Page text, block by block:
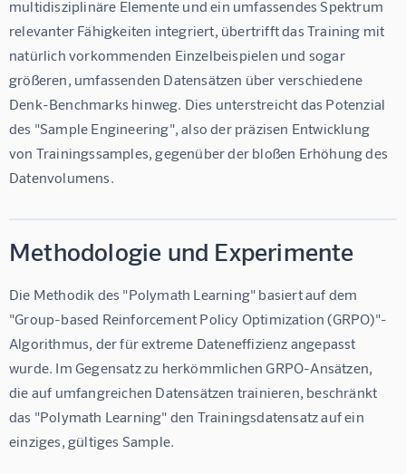
multidisziplinäre Elemente und ein umfassendes Spektrum
relevanter Fähigkeiten integriert, übertrifft das Training mit
natürlich vorkommenden Einzelbeispielen und sogar
größeren, umfassenden Datensätzen über verschiedene
Denk-Benchmarks hinweg. Dies unterstreicht das Potenzial
des "Sample Engineering", also der präzisen Entwicklung
von Trainingssamples, gegenüber der bloßen Erhöhung des
Datenvolumens.
Methodologie und Experimente
Die Methodik des "Polymath Learning" basiert auf dem
"Group-based Reinforcement Policy Optimization (GRPO)"-
Algorithmus, der für extreme Dateneffizienz angepasst
wurde. Im Gegensatz zu herkömmlichen GRPO-Ansätzen,
die auf umfangreichen Datensätzen trainieren, beschränkt
das "Polymath Learning" den Trainingsdatensatz auf ein
einziges, gültiges Sample.